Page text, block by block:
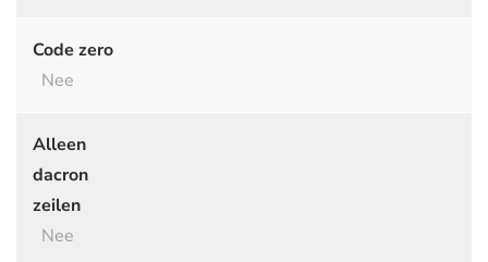
Code zero
Nee
Alleen
dacron
zeilen
Nee